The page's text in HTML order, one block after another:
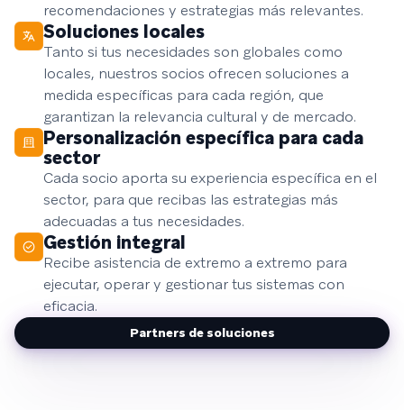
recomendaciones y estrategias más relevantes.
Soluciones locales
Tanto si tus necesidades son globales como
locales, nuestros socios ofrecen soluciones a
medida específicas para cada región, que
garantizan la relevancia cultural y de mercado.
Personalización específica para cada
sector
Cada socio aporta su experiencia específica en el
sector, para que recibas las estrategias más
adecuadas a tus necesidades.
Gestión integral
Recibe asistencia de extremo a extremo para
ejecutar, operar y gestionar tus sistemas con
eficacia.
Partners de soluciones